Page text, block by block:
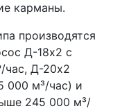
карманы.
производятся
Д-18х2 с
час, Д-20х2
000 м³/час) и
245 000 м³/